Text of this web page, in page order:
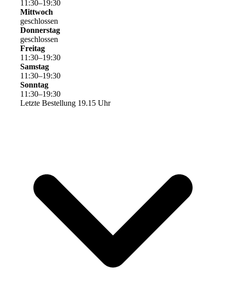
11 :30–19:30
Mittwoch
geschlossen
Donnerstag
geschlossen
Freitag
11 :30–19:30
Samstag
11 :30–19:30
Sonntag
11 :30–19:30
Letzte Bestellung 19.15 Uhr